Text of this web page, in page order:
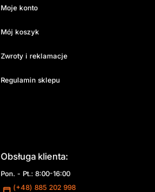
Moje konto
Mój koszyk
Zwroty i reklamacje
Regulamin sklepu
Obsługa klienta:
Pon. - Pt.: 8:00-16:00
(+48) 885 202 998